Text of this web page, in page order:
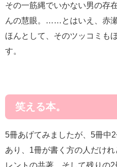
その一筋縄でいかない男の存
んの慧眼。……とはいえ、赤
ほんとして、そのツッコミも
す。
笑える本。
5冊あげてみましたが、5冊中
あり、1冊が書く方の人だけ
レントの共著、そして残りの